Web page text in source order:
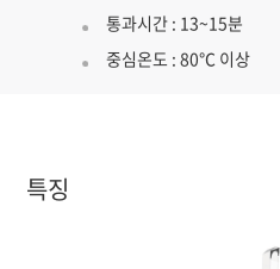
통과시간 : 13~15분
중심온도 : 80℃ 이상
특징